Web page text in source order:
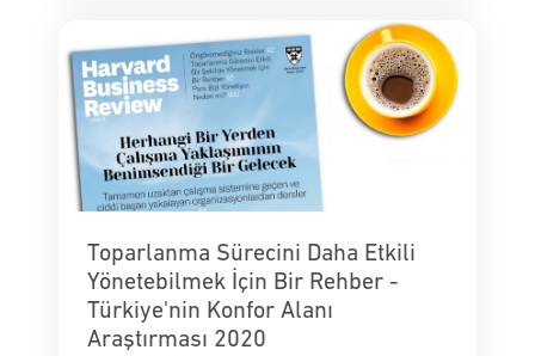
Toparlanma Sürecini Daha Etkili
Yönetebilmek İçin Bir Rehber -
Türkiye'nin Konfor Alanı
Araştırması 2020